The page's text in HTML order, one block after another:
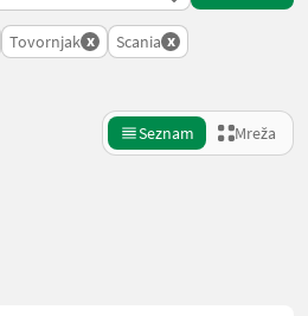
Tovornjak x Scania x
Seznam Mreža